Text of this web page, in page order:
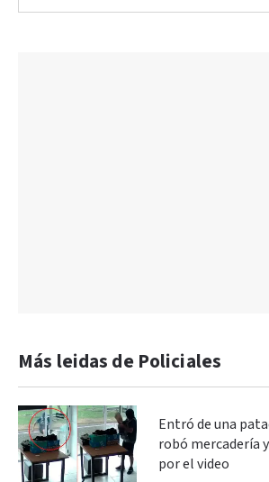
Más leidas de Policiales
Entró de una
robó mercadería
por el video